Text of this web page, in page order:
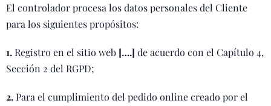
El controlador procesa los datos personales del Cliente
para los siguientes propósitos:
1.Registro en el sitio web [….] de acuerdo con el Capítulo 4,
Sección 2 del RGPD;
2.Para el cumplimiento del pedido online creado por el